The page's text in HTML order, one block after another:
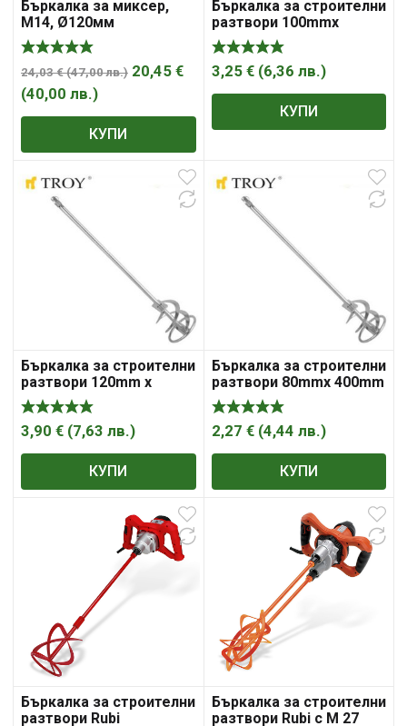
Бъркалка за миксер,
М14, Ø120мм
24,03€ (47,00лв.) 20,45 €
(40,00 лв.)
КУПИ
Бъркалка за строителни
разтвори 100mmx
600mm Troy 27907
3,25 € (6,36 лв.)
КУПИ
Бъркалка за строителни
разтвори 120mm x
600mm Troy 27908
3,90 € (7,63 лв.)
КУПИ
Бъркалка за строителни
разтвори 80mmx 400mm
Troy 27906
2,27 € (4,44 лв.)
КУПИ
Бъркалка за строителни
разтвори Rubi
Бъркалка за строителни
разтвори Rubi с M 27